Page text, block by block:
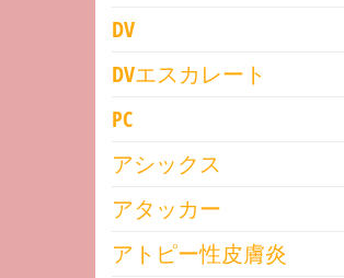
DV
DVエスカレート
PC
アシックス
アタッカー
アトピー性皮膚炎